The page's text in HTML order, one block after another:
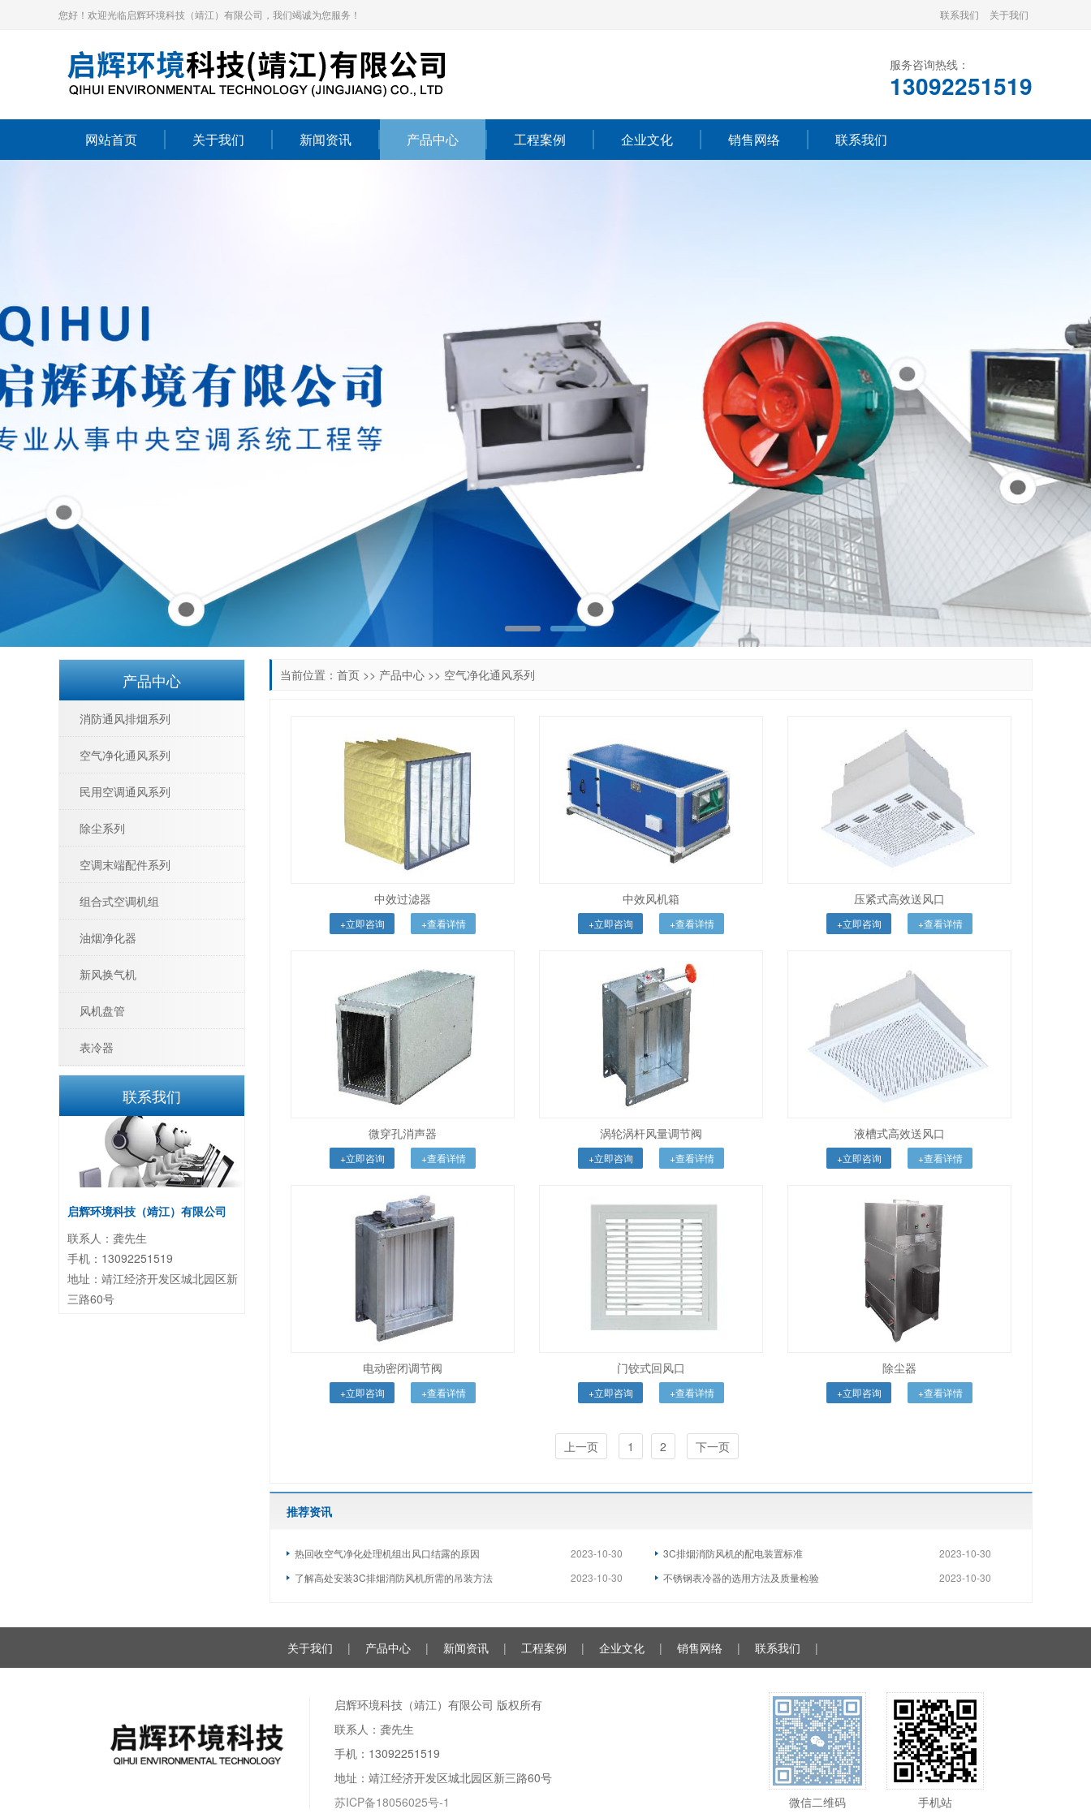
您好！欢迎光临启辉环境科技（靖江）有限公司，我们竭诚为您服务！ 联系我们 关于我们
服务咨询热线：
13092251519
网站首页 关于我们 新闻资讯 产品中心 工程案例 企业文化 销售网络 联系我们
当前位置： 首页 >> 产品中心 >> 空气净化通风系列
中效过滤器
+立即咨询 +查看详情
中效风机箱
+立即咨询 +查看详情
压紧式高效送风口
+立即咨询 +查看详情
微穿孔消声器
+立即咨询 +查看详情
涡轮涡杆风量调节阀
+立即咨询 +查看详情
液槽式高效送风口
+立即咨询 +查看详情
电动密闭调节阀
+立即咨询 +查看详情
门铰式回风口
+立即咨询 +查看详情
除尘器
+立即咨询 +查看详情
上一页 1 2 下一页
推荐资讯
2023-10-30
热回收空气净化处理机组出风口结露的原因 2023-10-30
3C排烟消防风机的配电装置标准
2023-10-30
了解高处安装3C排烟消防风机所需的吊装方法 2023-10-30
不锈钢表冷器的选用方法及质量检验
产品中心
消防通风排烟系列
空气净化通风系列
民用空调通风系列
除尘系列
空调末端配件系列
组合式空调机组
油烟净化器
新风换气机
风机盘管
表冷器
联系我们
启辉环境科技（靖江）有限公司
联系人：龚先生
手机：13092251519
地址：靖江经济开发区城北园区新
三路60号
关于我们 | 产品中心 | 新闻资讯 | 工程案例 | 企业文化 | 销售网络 | 联系我们 |
启辉环境科技（靖江）有限公司 版权所有
联系人：龚先生
手机：13092251519
地址：靖江经济开发区城北园区新三路60号
苏ICP备18056025号-1
微信二维码 手机站